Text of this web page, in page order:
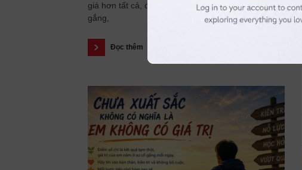
giá hơn tất cả, đó là những tháng ngày bền bỉ cố
gắng,
Đọc thêm